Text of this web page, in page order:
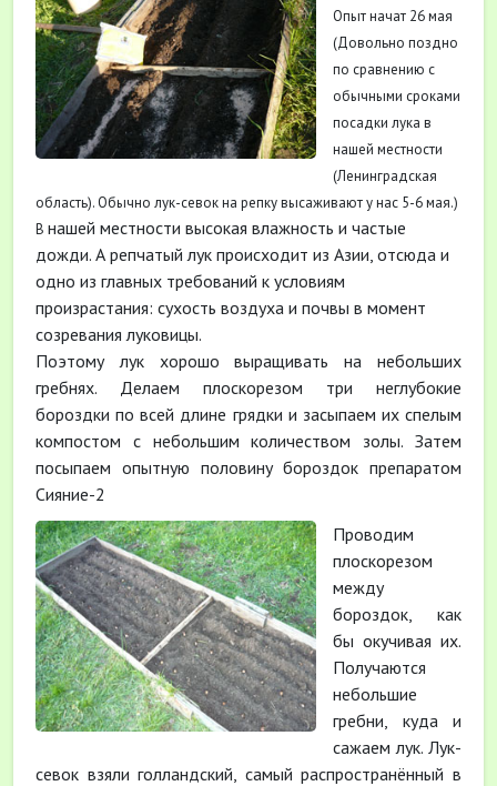
Опыт начат 26 мая
(Довольно поздно
по сравнению с
обычными сроками
посадки лука в
нашей местности
(Ленинградская
область). Обычно лук-севок на репку высаживают у нас 5-6 мая.)
В нашей местности высокая влажность и частые
дожди. А репчатый лук происходит из Азии, отсюда и
одно из главных требований к условиям
произрастания: сухость воздуха и почвы в момент
созревания луковицы.
Поэтому лук хорошо выращивать на небольших
гребнях. Делаем плоскорезом три неглубокие
бороздки по всей длине грядки и засыпаем их спелым
компостом с небольшим количеством золы. Затем
посыпаем опытную половину бороздок препаратом
Сияние-2
Проводим
плоскорезом
между
бороздок, как
бы окучивая их.
Получаются
небольшие
гребни, куда и
сажаем лук. Лук-
севок взяли голландский, самый распространённый в